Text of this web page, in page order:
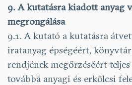
9. A kutatásra kiadott anyag
megrongálása
9.1. A kutató a kutatásra
iratanyag épségéért,
rendjének megőrzéséért
továbbá anyagi és erkölcsi